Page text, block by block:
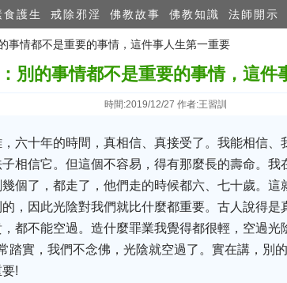
食護生 戒除邪淫 佛教故事 佛教知識 法師開示
事情都不是重要的事情，這件事人生第一重要
別的事情都不是重要的事情，這件
時間:2019/12/27 作者:王習訓
六十年的時間，真相信、真接受了。我能相信
相信它。但這個不容易，得有那麼長的壽命。
個了，都走了，他們走的時候都六、七十歲。
，因此光陰對我們就比什麼都重要。古人說得
都不能空過。造什麼罪業我覺得都很輕，空過
踏實，我們不念佛，光陰就空過了。實在講，別
!